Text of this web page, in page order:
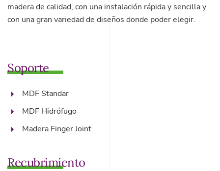
madera de calidad, con una instalación rápida y sencilla y
con una gran variedad de diseños donde poder elegir.
Soporte
MDF Standar
MDF Hidrófugo
Madera Finger Joint
Recubrimiento